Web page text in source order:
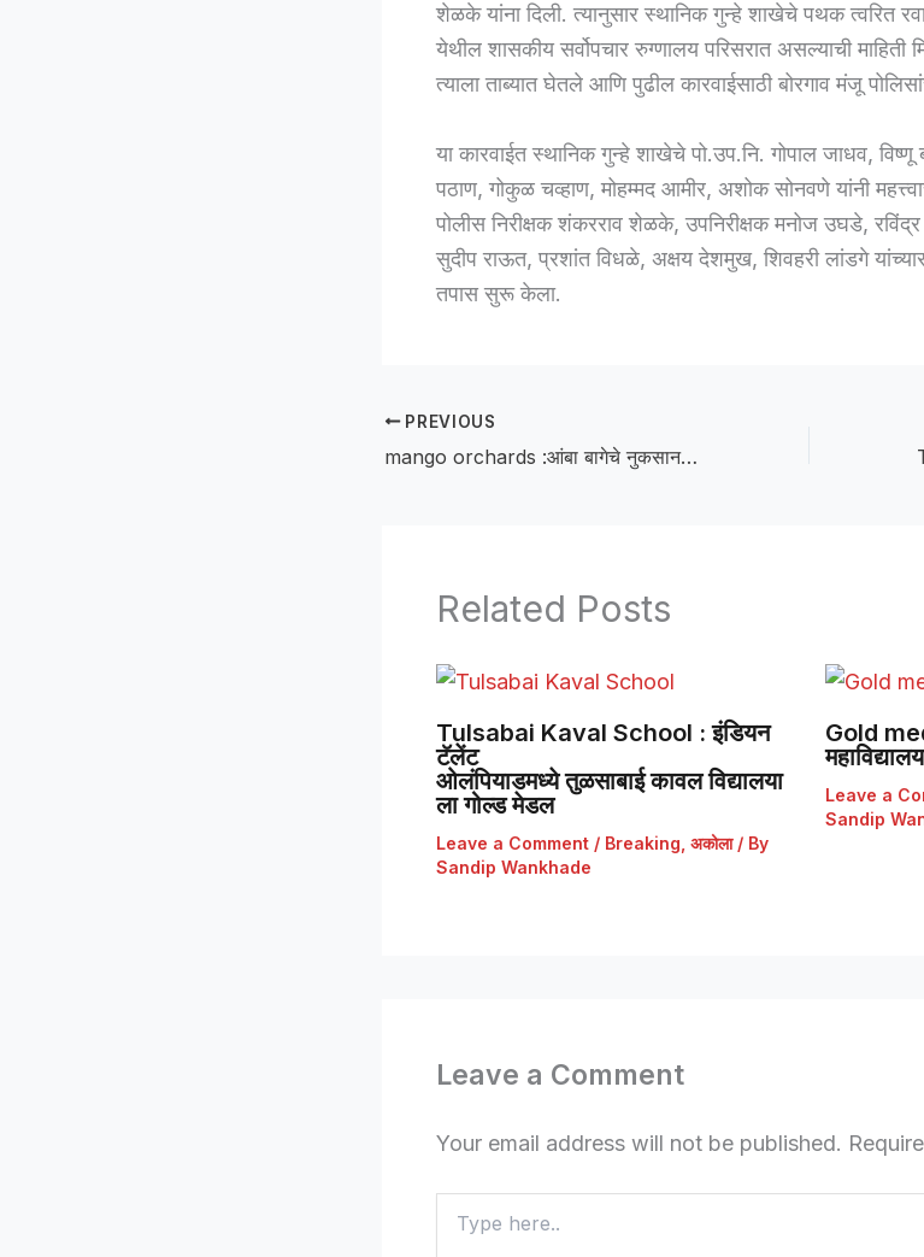
शेळके यांना दिली. त्यानुसार स्थानिक गुन्हे शाखेचे पथक त्वरित
येथील शासकीय सर्वोपचार रुग्णालय परिसरात असल्याची माहिती
त्याला ताब्यात घेतले आणि पुढील कारवाईसाठी बोरगाव मंजू
या कारवाईत स्थानिक गुन्हे शाखेचे पो.उप.नि. गोपाल जाधव,
पठाण, गोकुळ चव्हाण, मोहम्मद आमीर, अशोक सोनवणे यांनी
पोलीस निरीक्षक शंकरराव शेळके, उपनिरीक्षक मनोज उघडे,
सुदीप राऊत, प्रशांत विधळे, अक्षय देशमुख, शिवहरी लांडगे
तपास सुरू केला.
PREVIOUS
mango orchards :आंबा बागेचे नुकसान झालेल्या शेतकऱ्याला न्याय मिळवून देणार
Related Posts
Tulsabai Kaval School : इंडियन
टॅलेंट
ओलंपियाडमध्ये तुळसाबाई कावल विद्यालया
ला गोल्ड मेडल
Leave a Comment / Breaking अकोला/ By
Sandip Wankhade
Gold
Leave a
Sandip
Leave a Comment
Your email address will not be published.
here..